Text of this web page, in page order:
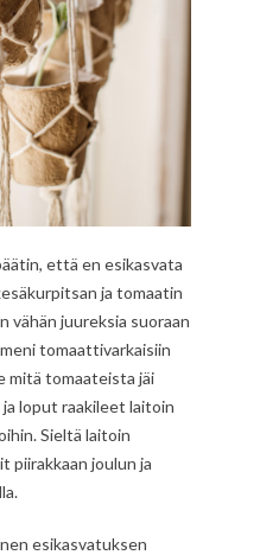
että en esikasvata
ja tomaatin
vähän juureksia suoraan
tomaattivarkaisiin
mitä tomaateista jäi
loput raakileet laitoin
Sieltä laitoin
piirakkaan joulun ja
esikasvatuksen